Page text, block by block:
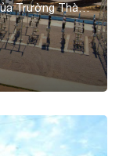
Trường Thành
Thuận Nam,
tư là 1.036 tỷ
kế 50 MWp,
KWh/năm.